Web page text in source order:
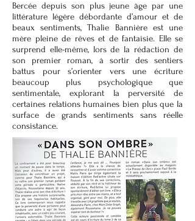
Bercée depuis son plus jeune âge par une
littérature légère débordante d’amour et de
beaux sentiments, Thalie Bannière est une
mère pleine de rêves et de fantaisie. Elle se
surprend elle-même, lors de la rédaction de
son premier roman, à sortir des sentiers
battus pour s’orienter vers une écriture
beaucoup plus psychologique que
sentimentale, explorant la perversité de
certaines relations humaines bien plus que la
surface de grands sentiments sans réelle
consistance.